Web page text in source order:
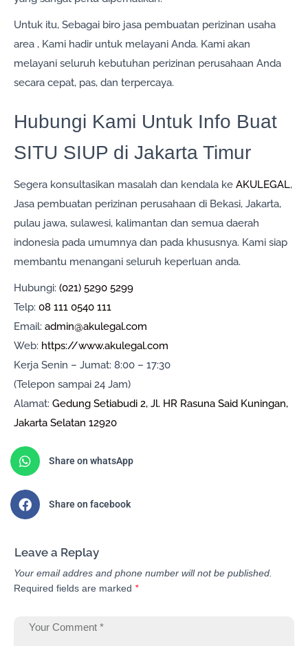
Untuk itu, Sebagai biro jasa pembuatan perizinan usaha
area , Kami hadir untuk melayani Anda. Kami akan
melayani seluruh kebutuhan perizinan perusahaan Anda
secara cepat, pas, dan terpercaya.
Hubungi Kami Untuk Info Buat
SITU SIUP di Jakarta Timur
Segera konsultasikan masalah dan kendala ke AKULEGAL,
Jasa pembuatan perizinan perusahaan di Bekasi, Jakarta,
pulau jawa, sulawesi, kalimantan dan semua daerah
indonesia pada umumnya dan pada khususnya. Kami siap
membantu menangani seluruh keperluan anda.
Hubungi: (021) 5290 5299
Telp: 08 111 0540 111
Email: admin@akulegal.com
Web: https://www.akulegal.com
Kerja Senin – Jumat: 8:00 – 17:30
(Telepon sampai 24 Jam)
Alamat: Gedung Setiabudi 2, Jl. HR Rasuna Said Kuningan,
Jakarta Selatan 12920
Share on whatsApp
Share on facebook
Leave a Replay
Your email addres and phone number will not be published.
Required fields are marked *